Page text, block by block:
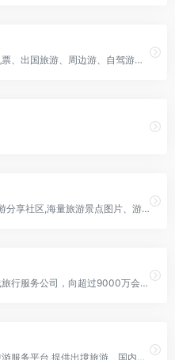
提供近万家景点门票、特价机票、出国旅游、周边游、自驾游及酒店预订服务
靠谱的旅游攻略,自由行,自助游分享社区,海量旅游景点图片、游记、交通、美食、购物等自由行旅游攻略信息,马蜂窝旅游网获取自由行,自助游攻略信息更全面
携程旅行网是中国领先的在线旅行服务公司，向超过9000万会员提供酒店预订、酒店点评及特价酒店查询、机票预订、飞机票查询、时刻表、票价查询、航班查询、度假预订、商旅管理、为您的出行提供全方位旅行服务。
中青旅遨游网专业的综合性旅游服务平台,提供出境旅游、国内游、海岛游、邮轮旅游、定制游、签证办理、机票预订、查询、全程优质服务。